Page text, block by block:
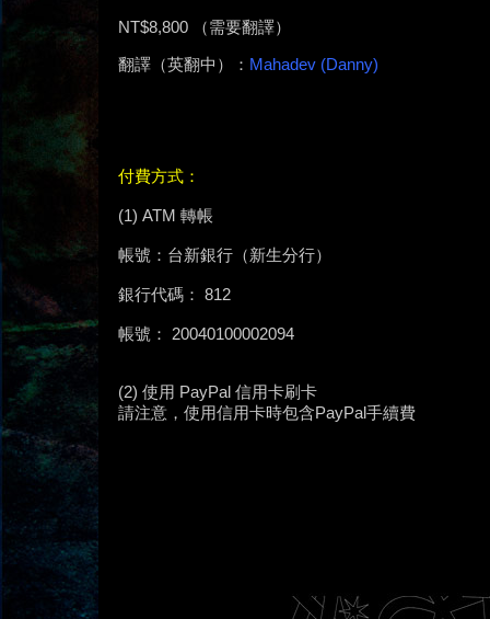
NT$8,800 （需要翻譯）
翻譯（英翻中）： Mahadev (Danny)
付費方式：
(1) ATM 轉帳
帳號：台新銀行（新生分行）
銀行代碼： 812
帳號： 20040100002094
(2) 使用 PayPal 信用卡刷卡
請注意，使用信用卡時包含PayPal手續費